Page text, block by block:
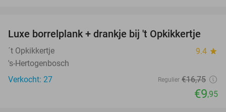
41%
Luxe borrelplank + drankje bij 't Opkikkertje
´t Opkikkertje 9.4 star
's-Hertogenbosch
Verkocht: 27
Regulier €16,75
€9,95